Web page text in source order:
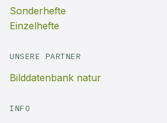
Sonderhefte
Einzelhefte
UNSERE PARTNER
Bilddatenbank natur
INFO